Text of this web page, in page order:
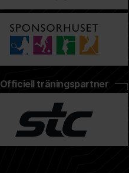
Officiell träningspartner